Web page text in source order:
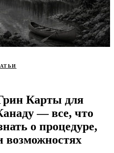
Карты для
— все, что
о процедуре,
возможностях